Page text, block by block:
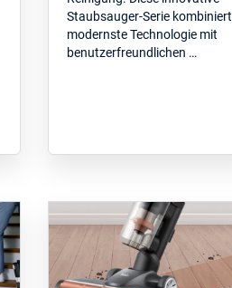
Staubsauger-Serie kombiniert
modernste Technologie mit
benutzerfreundlichen …